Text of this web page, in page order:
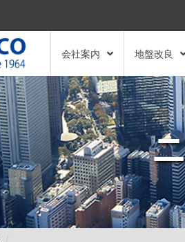
会社案内 地盤改良